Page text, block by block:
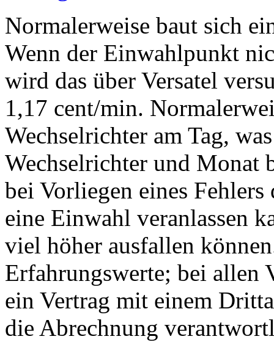
Normalerweise baut sich
Wenn der Einwahlpunkt
wird das über Versatel
1,17 cent/min.
Wechselrichter am Tag,
Wechselrichter und Monat
bei Vorliegen eines
eine Einwahl veranlassen
viel höher ausfallen
Erfahrungswerte; bei allen
ein Vertrag mit einem
die Abrechnung